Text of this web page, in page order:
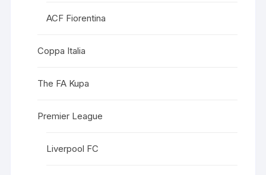
ACF Fiorentina
Coppa Italia
The FA Kupa
Premier League
Liverpool FC